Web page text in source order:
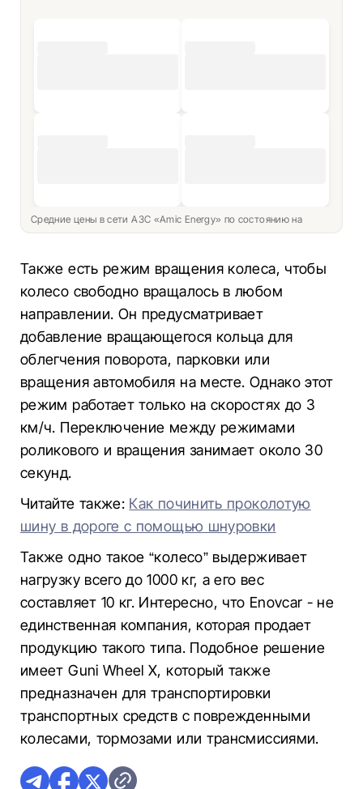
Средние цены в сети АЗС «Amic Energy» по состоянию на
Также есть режим вращения колеса, чтобы
колесо свободно вращалось в любом
направлении. Он предусматривает
добавление вращающегося кольца для
облегчения поворота, парковки или
вращения автомобиля на месте. Однако этот
режим работает только на скоростях до 3
км/ч. Переключение между режимами
роликового и вращения занимает около 30
секунд.
Читайте также: Как починить проколотую
шину в дороге с помощью шнуровки
Также одно такое “колесо” выдерживает
нагрузку всего до 1000 кг, а его вес
составляет 10 кг. Интересно, что Enovcar - не
единственная компания, которая продает
продукцию такого типа. Подобное решение
имеет Guni Wheel X, который также
предназначен для транспортировки
транспортных средств с поврежденными
колесами, тормозами или трансмиссиями.